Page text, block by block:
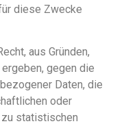
diese Zwecke
aus Gründen,
gegen die
Daten, die
oder
statistischen